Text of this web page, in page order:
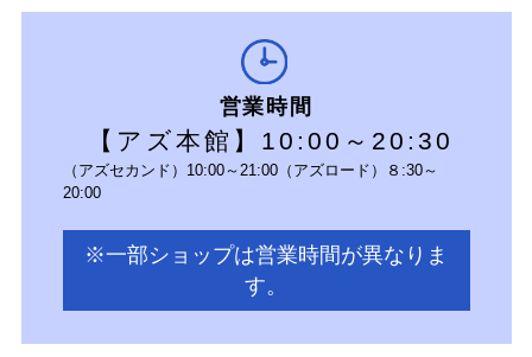
営業時間
【アズ本館】10:00～20:30
（アズセカンド）10:00～21:00（アズロード）８:30～
20:00
※一部ショップは営業時間が異なりま
す。